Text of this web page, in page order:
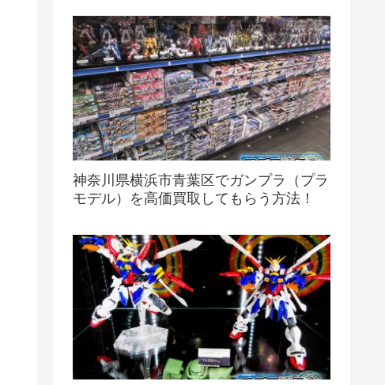
神奈川県横浜市青葉区でガンプラ（プラ
モデル）を高価買取してもらう方法！